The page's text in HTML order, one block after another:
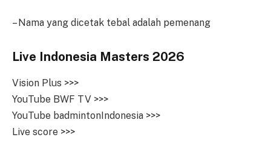
– Nama yang dicetak tebal adalah pemenang
Live Indonesia Masters 2026
Vision Plus >>>
YouTube BWF TV >>>
YouTube badmintonIndonesia >>>
Live score >>>